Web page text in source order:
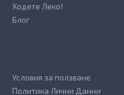
Ходете Леко!
Блог
Условия за ползване
Политика Лични Данни